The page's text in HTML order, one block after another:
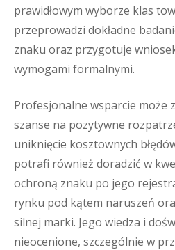
prawidłowym wyborze klas
przeprowadzi dokładne
znaku oraz przygotuje
wymogami formalnymi.
Profesjonalne wsparcie może
szanse na pozytywne
uniknięcie kosztownych
potrafi również doradzić w
ochroną znaku po jego
rynku pod kątem naruszeń
silnej marki. Jego wiedza i
nieocenione, szczególnie w